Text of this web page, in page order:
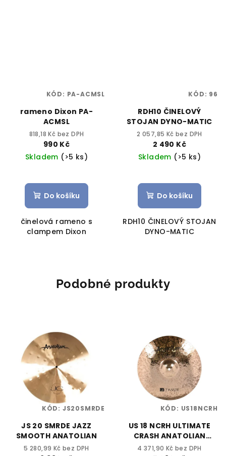
rameno Dixon PA-
ACMSL
818,18 Kč bez DPH
990 Kč
Skladem (>5 ks)
Do košíku
činelová rameno s
clampem Dixon
KÓD: PA-ACMSL
RDH10 ČINELOVÝ
STOJAN DYNO-MATIC
2 057,85 Kč bez DPH
2 490 Kč
Skladem (>5 ks)
Do košíku
RDH10 ČINELOVÝ STOJAN
DYNO-MATIC
KÓD: 96
Podobné produkty
JS 20 SMRDE JAZZ
SMOOTH ANATOLIAN
5 280,99 Kč bez DPH
KÓD: JS20SMRDE
US 18 NCRH ULTIMATE
CRASH ANATOLIAN
natural
4 371,90 Kč bez DPH
KÓD: US18NCRH